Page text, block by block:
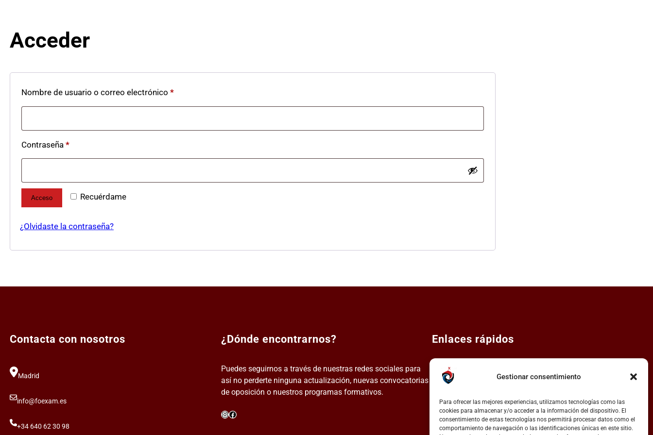
Gestionar consentimiento
Para ofrecer las mejores experiencias, utilizamos tecnologías como las
cookies para almacenar y/o acceder a la información del dispositivo. El
consentimiento de estas tecnologías nos permitirá procesar datos como el
comportamiento de navegación o las identificaciones únicas en este sitio.
Acceder
Nombre de usuario o correo electrónico *Obligatorio
Contraseña *Obligatorio
Recuérdame
Acceso
¿Olvidaste la contraseña?
Contacta con nosotros
Madrid
info@foexam.es
+34 640 62 30 98
¿Dónde encontrarnos?
Puedes seguirnos a través de nuestras redes sociales para
así no perderte ninguna actualización, nuevas convocatorias
de oposición o nuestros programas formativos.
InstagramFacebook
Enlaces rápidos
Política de cookies.
Política de devoluciones.